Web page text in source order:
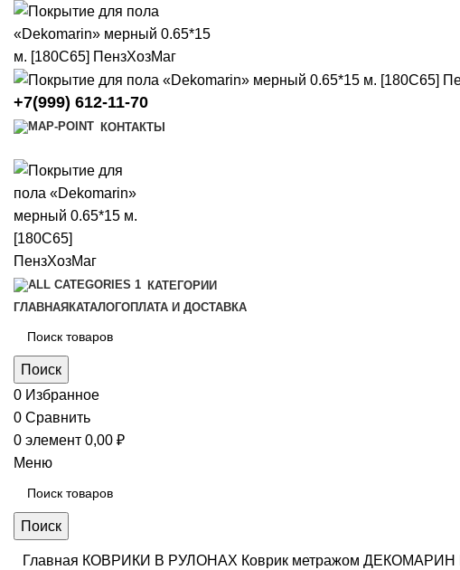
+7(999) 612-11-70
КОНТАКТЫ
КАТЕГОРИИ
ГЛАВНАЯ КАТАЛОГОПЛАТА И ДОСТАВКА
Поиск
0 Избранное
0 Сравнить
0 элемент 0,00 ₽
Меню
Поиск
Главная КОВРИКИ В РУЛОНАХ Коврик метражом ДЕКОМАРИН